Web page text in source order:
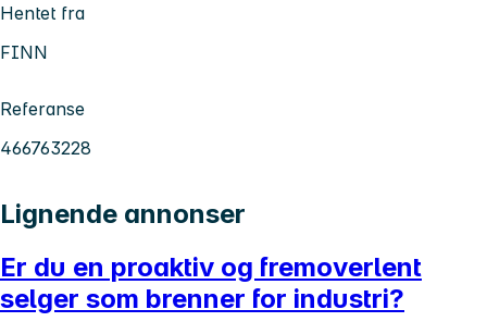
Hentet fra
FINN
Referanse
466763228
Lignende annonser
Er du en proaktiv og fremoverlent
selger som brenner for industri?